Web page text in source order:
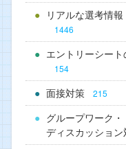
リアルな選考情
1446
エントリーシー
154
面接対策 215
グループワーク・
ディスカッション